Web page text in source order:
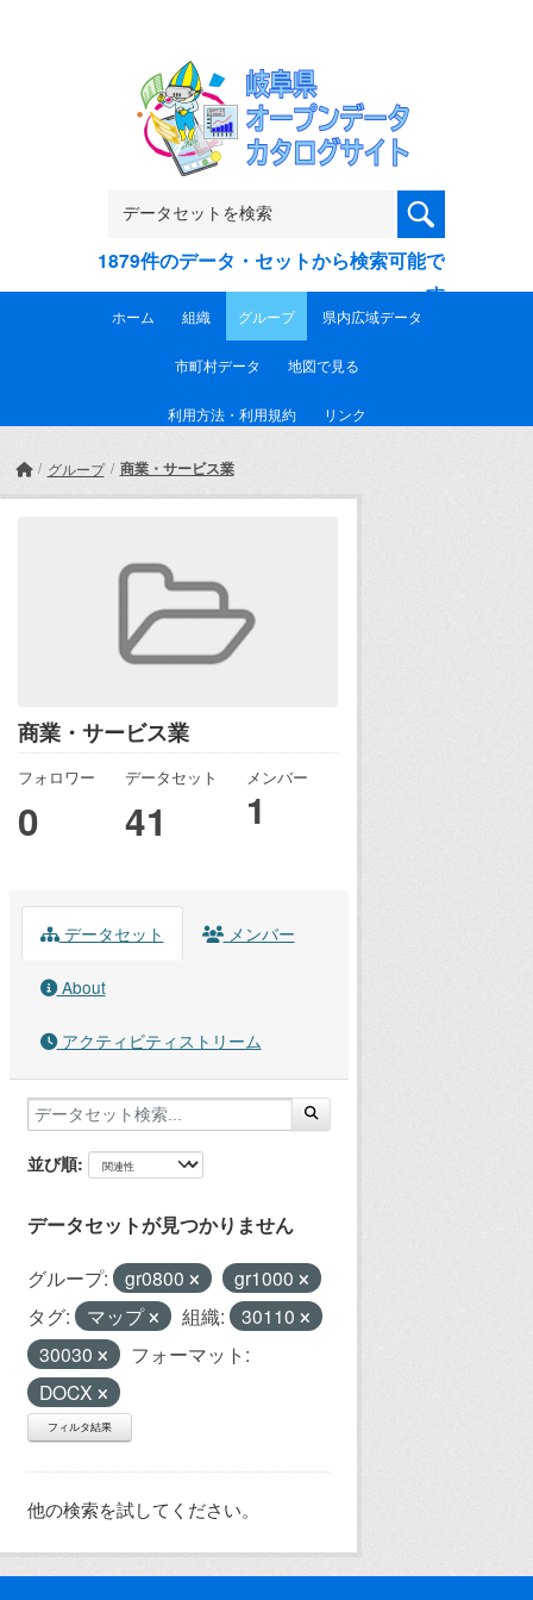
1879件のデータ・セットから検索可能で
す
ホーム 組織 グループ 県内広域データ
市町村データ 地図で見る
利用方法・利用規約 リンク
グループ 商業・サービス業
商業・サービス業
フォロワー
0
データセット
41
メンバー
1
データセット メンバー
About
アクティビティストリーム
並び順
データセットが見つかりません
グループ: gr0800
gr1000
タグ:
マップ 組織:
30110
30030
フォーマット:
DOCX
フィルタ結果
他の検索を試してください。